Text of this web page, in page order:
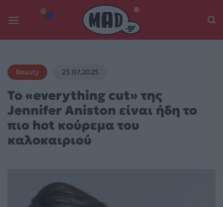
Beauty 23.07.2025
Το «everything cut» της
Jennifer Aniston είναι ήδη το
πιο hot κούρεμα του
καλοκαιριού